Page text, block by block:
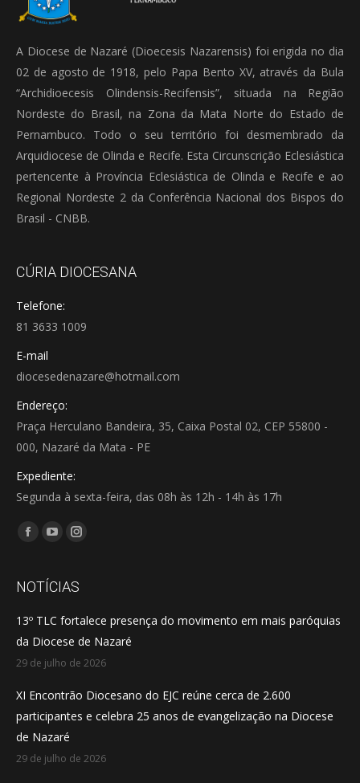
A Diocese de Nazaré (Dioecesis Nazarensis) foi erigida no dia
02 de agosto de 1918, pelo Papa Bento XV, através da Bula
“Archidioecesis Olindensis-Recifensis”, situada na Região
Nordeste do Brasil, na Zona da Mata Norte do Estado de
Pernambuco. Todo o seu território foi desmembrado da
Arquidiocese de Olinda e Recife. Esta Circunscrição Eclesiástica
pertencente à Província Eclesiástica de Olinda e Recife e ao
Regional Nordeste 2 da Conferência Nacional dos Bispos do
Brasil - CNBB.
CÚRIA DIOCESANA
Telefone:
81 3633 1009
E-mail
diocesedenazare@hotmail.com
Endereço:
Praça Herculano Bandeira, 35, Caixa Postal 02, CEP 55800 -
000, Nazaré da Mata - PE
Expediente:
Segunda à sexta-feira, das 08h às 12h - 14h às 17h
Encontre-nos em:
Facebook
opens
new
window
YouTube
opens
new
window
Instagram
opens
new
window
NOTÍCIAS
13º TLC fortalece presença do movimento em mais paróquias
da Diocese de Nazaré
29 de julho de 2026
XI Encontrão Diocesano do EJC reúne cerca de 2.600
participantes e celebra 25 anos de evangelização na Diocese
de Nazaré
29 de julho de 2026